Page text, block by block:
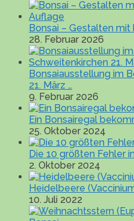
Bonsai – Gestalten mit
28. Februar 2026
Bonsaiausstellung im
21. März …
9. Februar 2026
Ein Bonsairegal
25. Oktober 2024
Die 10 größten Fehler
2. Oktober 2024
Heidelbeere
10. Juli 2022